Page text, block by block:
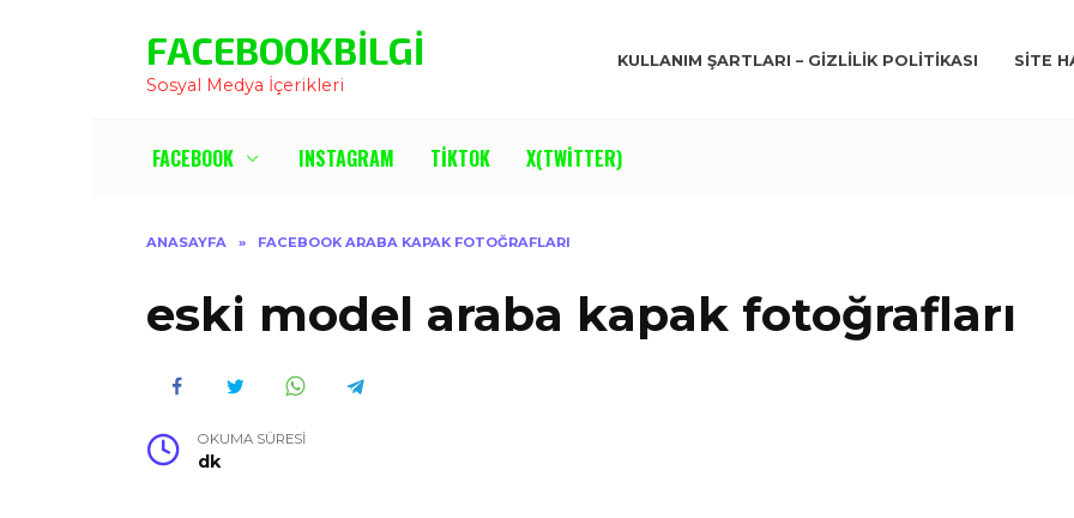
FACEBOOKBILGI
Sosyal Medya İçerikleri
KULLANIM ŞARTLARI – GIZLILIK POLITIKASI SITE
FACEBOOK INSTAGRAM TIKTOK X(TWITTER)
ANASAYFA » FACEBOOK ARABA KAPAK FOTOĞRAFLARI
eski model araba kapak fotoğrafları
OKUMA SÜRESI
dk